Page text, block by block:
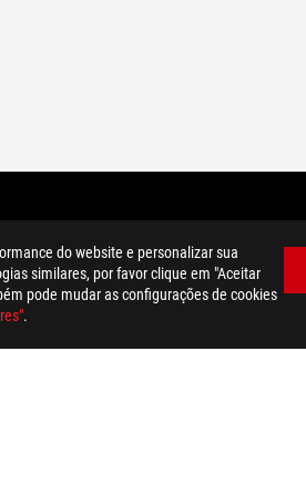
do website e personalizar sua
similares, por favor clique em "Aceitar
pode mudar as configurações de cookies
.